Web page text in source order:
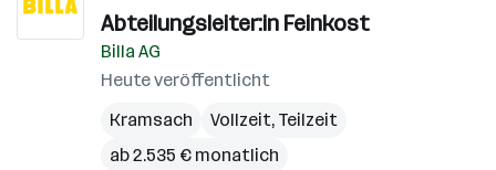
Abteilungsleiter:in Feinkost
Billa AG
Heute veröffentlicht
Kramsach
Vollzeit, Teilzeit
ab 2.535 € monatlich